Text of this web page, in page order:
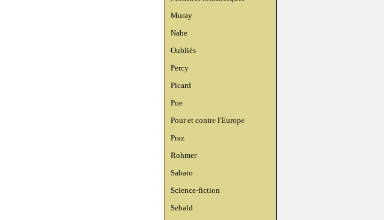
Muray
Nabe
Oubliés
Percy
Picard
Poe
Pour et contre l'Europe
Praz
Rohmer
Sabato
Science-fiction
Sebald